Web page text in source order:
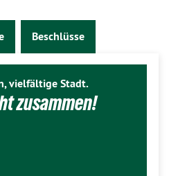
Beschlüsse
vielfältige Stadt.
zusammen!